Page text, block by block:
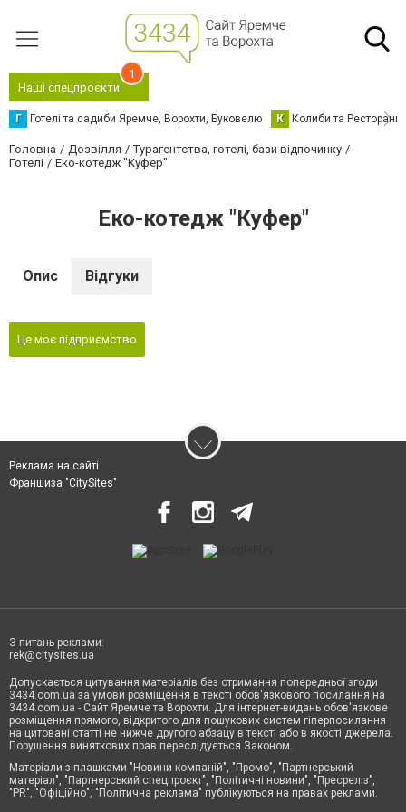
Наші спецпроєкти
1
Г Готелі та садиби Яремче, Ворохти, Буковелю К Колиби та Ресторани
Головна Дозвілля
Турагентства, готелі, бази відпочинку
Готелі
Еко-котедж "Куфер"
Еко-котедж "Куфер"
Опис Відгуки
Це моє підприємство
Реклама на сайті
Франшиза "CitySites"
З питань реклами:
rek@citysites.ua
Допускається цитування матеріалів без отримання попередньої згоди
3434.com.ua за умови розміщення в тексті обов'язкового посилання на
3434.com.ua - Сайт Яремче та Ворохти. Для інтернет-видань обов'язкове
розміщення прямого, відкритого для пошукових систем гіперпосилання
на цитовані статті не нижче другого абзацу в тексті або в якості джерела.
Порушення виняткових прав переслідується Законом.
Матеріали з плашками "Новини компаній", "Промо", "Партнерський
матеріал", "Партнерський спецпроєкт", "Політичні новини", "Пресреліз",
"PR", "Офіційно", "Політична реклама" публікуються на правах реклами.